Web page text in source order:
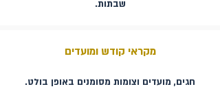
שבתות.
מקראי קודש ומועדים
חגים, מועדים וצומות מסומנים באופן בולט.